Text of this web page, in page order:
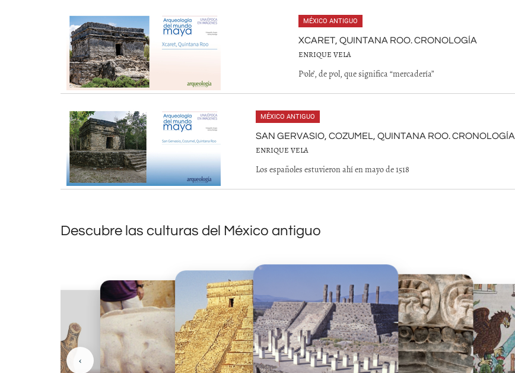
MÉXICO ANTIGUO
XCARET, QUINTANA ROO. CRONOLOGÍA
ENRIQUE VELA
P’ole’, de p’ol, que significa “mercadería”
MÉXICO ANTIGUO
SAN GERVASIO, COZUMEL, QUINTANA ROO. CRONOLOGÍA
ENRIQUE VELA
Los españoles estuvieron ahí en mayo de 1518
Descubre las culturas del México antiguo
‹